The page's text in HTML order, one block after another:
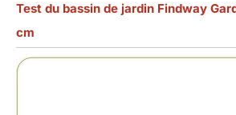
Test du bassin de jardin Findway
cm